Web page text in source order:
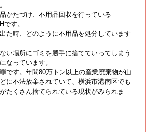
かたづけ、不用品回収を行っている
す。
た時、どのように不用品を処分しています
い場所にゴミを勝手に捨てていってしまう
なっています。
です。年間80万トン以上の産業廃棄物が山
に不法放棄されていて、横浜市港南区でも
たくさん捨てられている現状がみられま